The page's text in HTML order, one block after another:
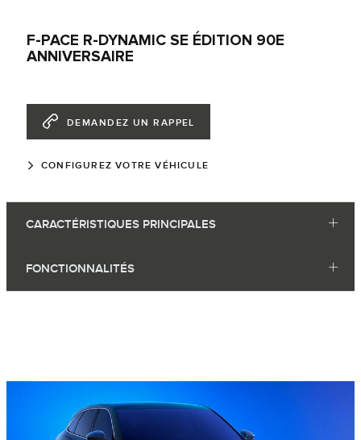
F-PACE R-DYNAMIC SE ÉDITION 90E
ANNIVERSAIRE
DEMANDEZ UN RAPPEL
CONFIGUREZ VOTRE VÉHICULE
CARACTÉRISTIQUES PRINCIPALES
FONCTIONNALITÉS